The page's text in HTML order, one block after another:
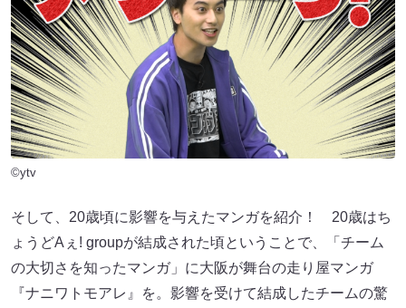
©ytv
そして、20歳頃に影響を与えたマンガを紹介！ 20歳はち
ょうどAぇ! groupが結成された頃ということで、「チーム
の大切さを知ったマンガ」に大阪が舞台の走り屋マンガ
『ナニワトモアレ』を。影響を受けて結成したチームの驚